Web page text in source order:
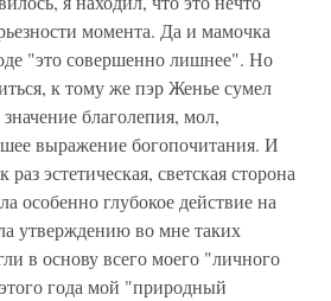
момента. Да и мамочка
"это совершенно лишнее". Но
к тому же пэр Женье сумел
благолепия, мол,
выражение богопочитания. И
эстетическая, светская сторона
особенно глубокое действие на
утверждению во мне таких
в основу всего моего "личного
года мой "природный